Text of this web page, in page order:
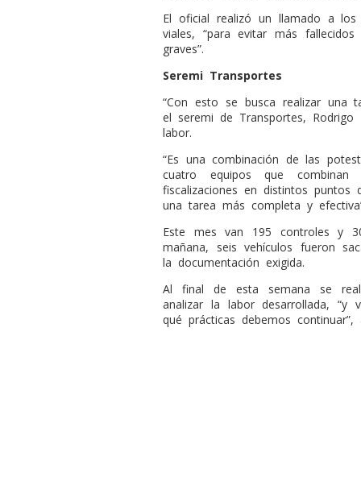
El oficial realizó un llamado a los
viales, “para evitar más
graves”.
Seremi Transportes
“Con esto se busca realizar una
el seremi de Transportes,
labor.
“Es una combinación de las
cuatro equipos que combinan
fiscalizaciones en distintos
una tarea más completa y
Este mes van 195 controles y
mañana, seis vehículos fueron
la documentación exigida.
Al final de esta semana se
analizar la labor desarrollada,
qué prácticas debemos continuar”,